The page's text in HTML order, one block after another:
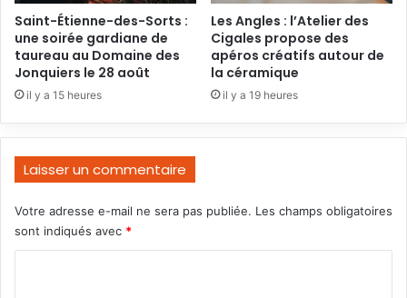
Saint-Étienne-des-Sorts :
une soirée gardiane de
taureau au Domaine des
Jonquiers le 28 août
il y a 15 heures
Les Angles : l’Atelier des
Cigales propose des
apéros créatifs autour de
la céramique
il y a 19 heures
Laisser un commentaire
Votre adresse e-mail ne sera pas publiée. Les champs obligatoires
sont indiqués avec *